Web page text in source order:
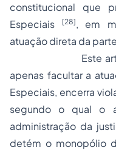
constitucional que
Especiais
[28], em
atuação direta da
Este artigo,
apenas facultar a
Especiais, encerra
segundo o qual o
administração da
detém o monopólio